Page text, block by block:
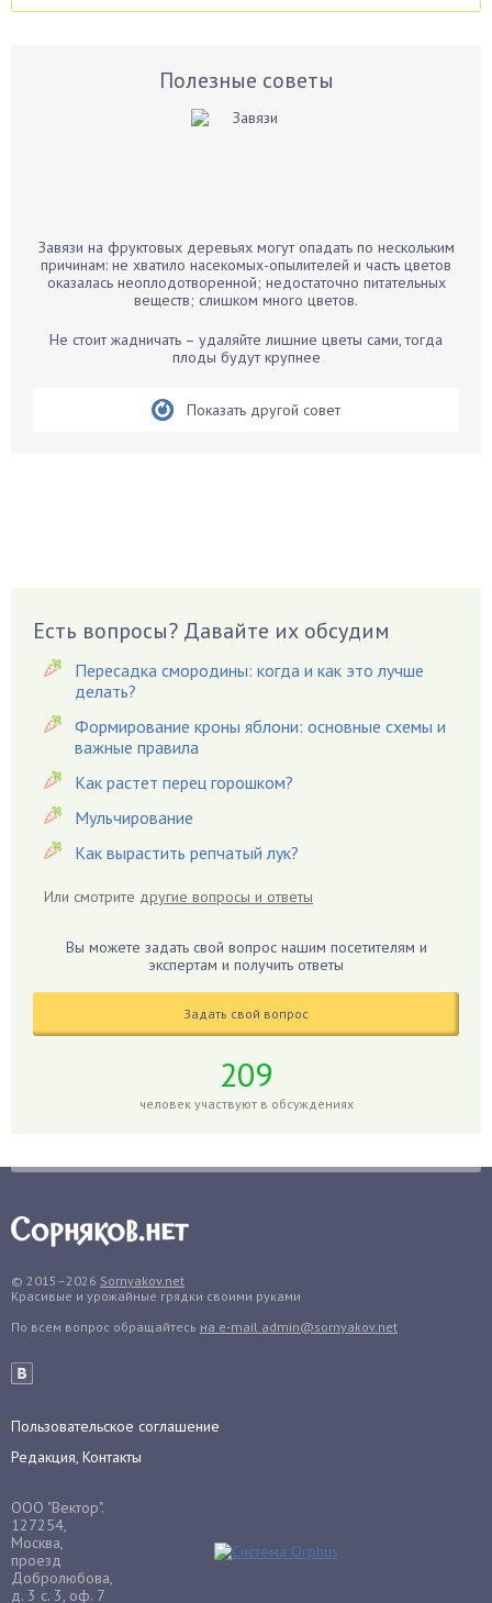
Аспарагус
Бархатцы
Бегония
Бирючина
Вишня
Вредители
Гардения
Гацания
Гвоздики
Георгины
Герань
Гиацинт
Гиппеаструм
Годжи
Голубика
Грядки
Гуава
Гузмания
Дайкон
Дендробиум
Денежное дерево
Драцена
Дыня
Ежевика
Полезные советы
Завязи на фруктовых деревьях могут опадать по нескольким
причинам: не хватило насекомых-опылителей и часть цветов
оказалась неоплодотворенной; недостаточно питательных
веществ; слишком много цветов.
Не стоит жадничать – удаляйте лишние цветы сами, тогда
плоды будут крупнее
Показать другой совет
Есть вопросы? Давайте их обсудим
Пересадка смородины: когда и как это лучше
делать?
Формирование кроны яблони: основные схемы и
важные правила
Как растет перец горошком?
Мульчирование
Как вырастить репчатый лук?
Или смотрите другие вопросы и ответы
Вы можете задать свой вопрос нашим посетителям и
экспертам и получить ответы
Задать свой вопрос
209
человек участвуют в обсуждениях
© 2015–2026 Sornyakov.net
Красивые и урожайные грядки своими руками
По всем вопрос обращайтесь на e-mail admin@sornyakov.net
Пользовательское соглашение
Редакция, Контакты
ООО "Вектор".
127254,
Москва,
проезд
Добролюбова,
д. 3 с. 3, оф. 7